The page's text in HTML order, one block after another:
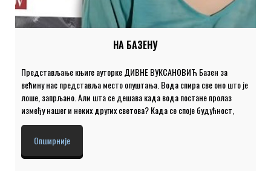
НА БАЗЕНУ
Представљање књиге ауторке ДИВНЕ ВУКСАНОВИЋ Базен за
већину нас представља место опуштања. Вода спира све оно што је
лоше, запрљано. Али шта се дешава када вода постане пролаз
између нашег и неких других светова? Када се споје будућност,
прошлост и бескрај симулакрума. Да ли бисте се уплашили? Да ли
бисте се замислили над собом и својим жељама? Мислима?
Поступцима? Јер, вода је увек ту, вечни посматрач нашег бића који
базенима шапуће све наше тајне. Да ли ће нам базен дозволити да
Опширније